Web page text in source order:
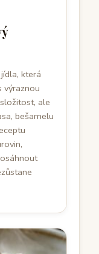
která
výraznou
ale
bešamelu